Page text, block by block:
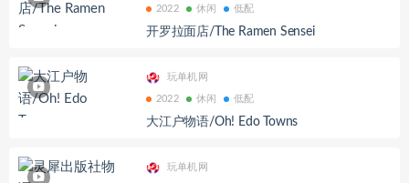
2022 休闲 低配
开罗拉面店/The Ramen Sensei
玩单机网
2022 休闲 低配
大江户物语/Oh! Edo Towns
玩单机网